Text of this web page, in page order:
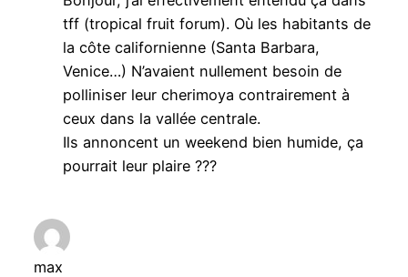
tff (tropical fruit forum). Où les habitants de
la côte californienne (Santa Barbara,
Venice…) N’avaient nullement besoin de
polliniser leur cherimoya contrairement à
ceux dans la vallée centrale.
Ils annoncent un weekend bien humide, ça
pourrait leur plaire ???
max